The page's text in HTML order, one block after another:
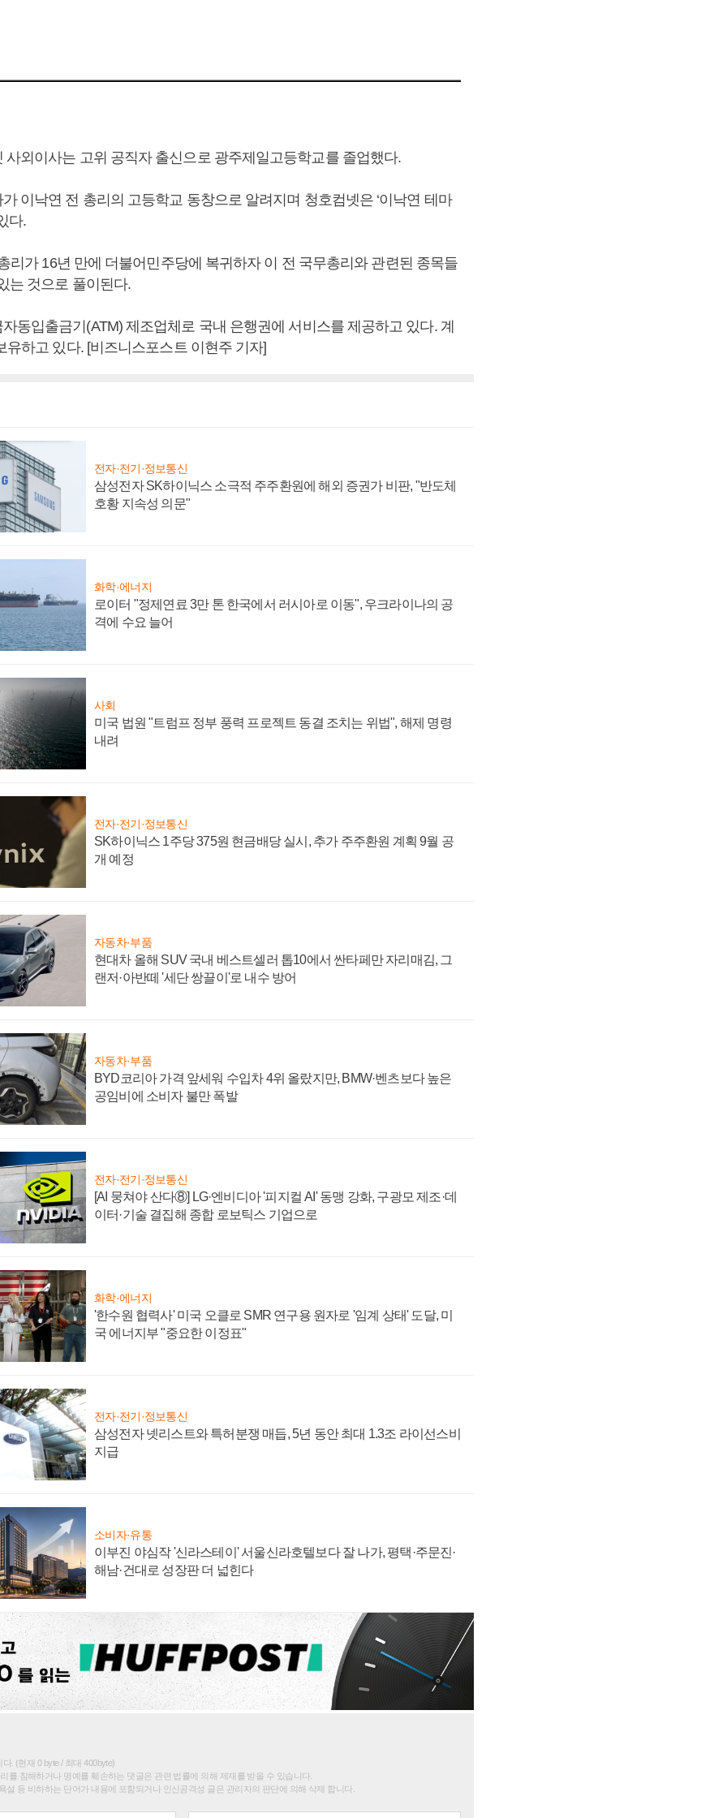
사외이사는 고위 공직자 출신으로 광주제일고등학교를 졸업했다.
이낙연 전 총리의 고등학교 동창으로 알려지며 청호컴넷은 ‘이낙연 테마
다.
리가 16년 만에 더불어민주당에 복귀하자 이 전 국무총리와 관련된 종목들
는 것으로 풀이된다.
동입출금기(ATM) 제조업체로 국내 은행권에 서비스를 제공하고 있다. 계
유하고 있다. [비즈니스포스트 이현주 기자]
전자·전기·정보통신
삼성전자 SK하이닉스 소극적 주주환원에 해외 증권가 비판, "반도체
호황 지속성 의문"
화학·에너지
로이터 "정제연료 3만 톤 한국에서 러시아로 이동", 우크라이나의 공
격에 수요 늘어
사회
미국 법원 "트럼프 정부 풍력 프로젝트 동결 조치는 위법", 해제 명령
내려
전자·전기·정보통신
SK하이닉스 1주당 375원 현금배당 실시, 추가 주주환원 계획 9월 공
개 예정
자동차·부품
현대차 올해 SUV 국내 베스트셀러 톱10에서 싼타페만 자리매김, 그
랜저·아반떼 '세단 쌍끌이'로 내수 방어
자동차·부품
BYD코리아 가격 앞세워 수입차 4위 올랐지만, BMW·벤츠보다 높은
공임비에 소비자 불만 폭발
전자·전기·정보통신
[AI 뭉쳐야 산다⑧] LG·엔비디아 '피지컬 AI' 동맹 강화, 구광모 제조·데
이터·기술 결집해 종합 로보틱스 기업으로
화학·에너지
'한수원 협력사' 미국 오클로 SMR 연구용 원자로 '임계 상태' 도달, 미
국 에너지부 "중요한 이정표"
전자·전기·정보통신
삼성전자 넷리스트와 특허분쟁 매듭, 5년 동안 최대 1.3조 라이선스비
지급
소비자·유통
이부진 야심작 '신라스테이' 서울신라호텔보다 잘 나가, 평택·주문진·
해남·건대로 성장판 더 넓힌다
. (현재 0 byte / 최대 400byte)
를 침해하거나 명예를 훼손하는 댓글은 관련 법률에 의해 제재를 받을 수 있습니다.
설 등 비하하는 단어가 내용에 포함되거나 인신공격성 글은 관리자의 판단에 의해 삭제 합니다.